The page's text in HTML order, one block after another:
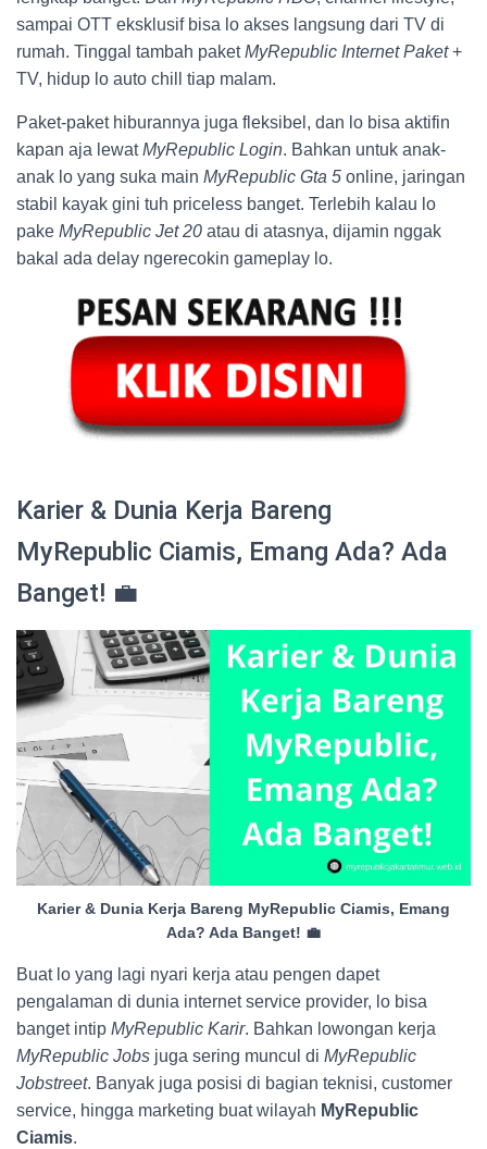
sampai OTT eksklusif bisa lo akses langsung dari TV di
rumah. Tinggal tambah paketMyRepublic Internet Paket+
TV, hidup lo auto chill tiap malam.
Paket-paket hiburannya juga fleksibel, dan lo bisa aktifin
kapan aja lewatMyRepublic Login. Bahkan untuk anak-
anak lo yang suka main MyRepublic Gta 5 online, jaringan
stabil kayak gini tuh priceless banget. Terlebih kalau lo
pake MyRepublic Jet 20 atau di atasnya, dijamin nggak
bakal ada delay ngerecokin gameplay lo.
Karier & Dunia Kerja Bareng
MyRepublic Ciamis, Emang Ada? Ada
Banget! 💼
Karier & Dunia Kerja Bareng MyRepublic Ciamis, Emang
Ada? Ada Banget! 💼
Buat lo yang lagi nyari kerja atau pengen dapet
pengalaman di dunia internet service provider, lo bisa
banget intip MyRepublic Karir. Bahkan lowongan kerja
MyRepublic Jobs juga sering muncul di MyRepublic
Jobstreet. Banyak juga posisi di bagian teknisi, customer
service, hingga marketing buat wilayah MyRepublic
Ciamis.